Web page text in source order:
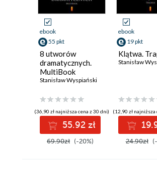
ebook
55 pkt
8 utworów
dramatycznych.
MultiBook
Stanisław Wyspiański
(36,90 zł najniższa cena z 30 dni)
55.92 zł
69.90zł (-20%)
ebook
19 pkt
Klątwa.
Stanisław
(12,90 zł najniższa
24.90zł